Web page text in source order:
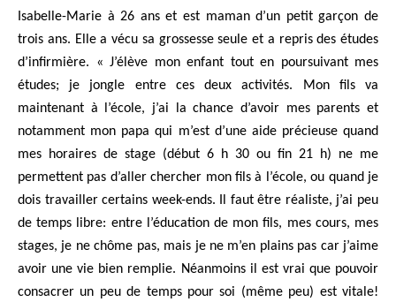
Isabelle-Marie à 26 ans et est maman d’un petit garçon de
trois ans. Elle a vécu sa grossesse seule et a repris des études
d’infirmière. « J’élève mon enfant tout en poursuivant mes
études; je jongle entre ces deux activités. Mon fils va
maintenant à l’école, j’ai la chance d’avoir mes parents et
notamment mon papa qui m’est d’une aide précieuse quand
mes horaires de stage (début 6 h 30 ou fin 21 h) ne me
permettent pas d’aller chercher mon fils à l’école, ou quand je
dois travailler certains week-ends. Il faut être réaliste, j’ai peu
de temps libre: entre l’éducation de mon fils, mes cours, mes
stages, je ne chôme pas, mais je ne m’en plains pas car j’aime
avoir une vie bien remplie. Néanmoins il est vrai que pouvoir
consacrer un peu de temps pour soi (même peu) est vitale!